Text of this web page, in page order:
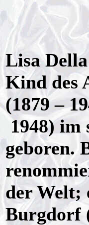
Lisa
Kind des
(1879 –
1948) im
geboren.
der Welt;
Burgdorf